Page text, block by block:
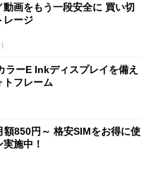
動画をもう一段安全に 買い切
レージ
ラーE Inkディスプレイを備え
トフレーム
額850円～ 格安SIMをお得に使
施中！